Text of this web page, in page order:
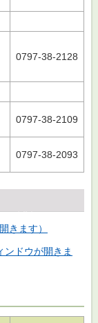
0797-38-2128
0797-38-2109
0797-38-2093
きます）
ンドウが開きま